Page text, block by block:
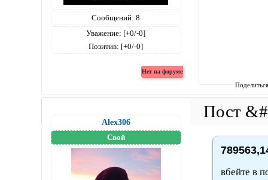
Сообщений: 8
Уважение: [+0/-0]
Позитив: [+0/-0]
Alex306
Свой
вбейте в